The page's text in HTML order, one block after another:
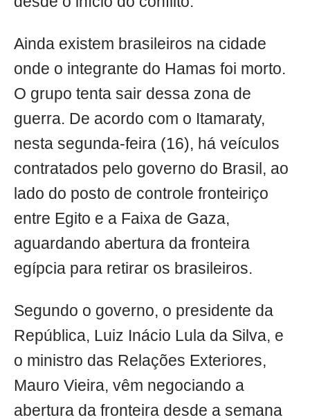
Ainda existem brasileiros na cidade
onde o integrante do Hamas foi morto.
O grupo tenta sair dessa zona de
guerra. De acordo com o Itamaraty,
nesta segunda-feira (16), há veículos
contratados pelo governo do Brasil, ao
lado do posto de controle fronteiriço
entre Egito e a Faixa de Gaza,
aguardando abertura da fronteira
egípcia para retirar os brasileiros.
Segundo o governo, o presidente da
República, Luiz Inácio Lula da Silva, e
o ministro das Relações Exteriores,
Mauro Vieira, vêm negociando a
abertura da fronteira desde a semana